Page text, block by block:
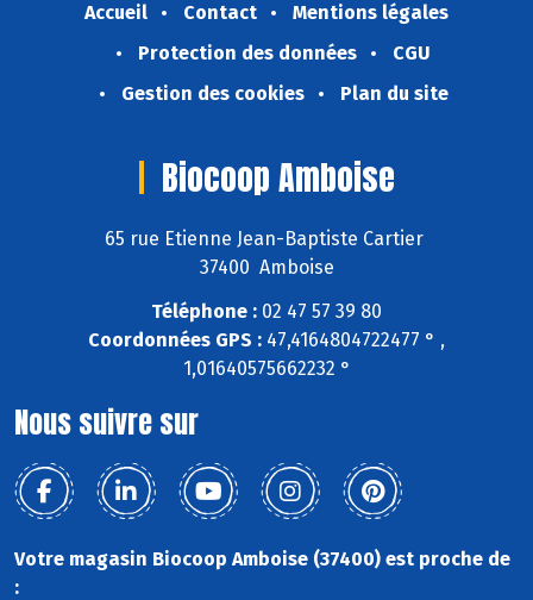
Accueil Contact
Mentions légales
Protection des données
CGU
Gestion des cookies
Plan du site
Biocoop Amboise
65 rue Etienne Jean-Baptiste Cartier
37400 Amboise
Téléphone : 02 47 57 39 80
Coordonnées GPS : 47,4164804722477 ° ,
1,01640575662232 °
Nous suivre sur
Votre magasin Biocoop Amboise (37400) est proche de
: